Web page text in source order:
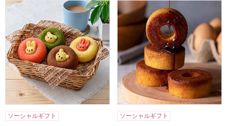
アニマルドーナツ 4個[ANM-10]【年間ギフト】
ソーシャルギフト
森の庭 焦がしキャラメルが
ソーシャルギフト